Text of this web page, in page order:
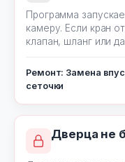
Программа
камеру. Если кран
клапан, шланг или
Ремонт: Замена
сеточки
Дверца не